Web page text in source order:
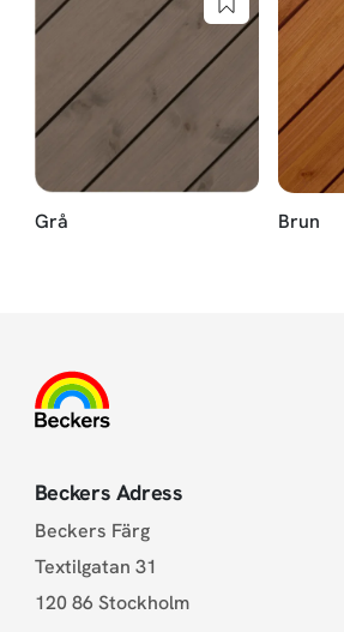
Grå Brun
Beckers Adress
Beckers Färg
Textilgatan 31
120 86 Stockholm